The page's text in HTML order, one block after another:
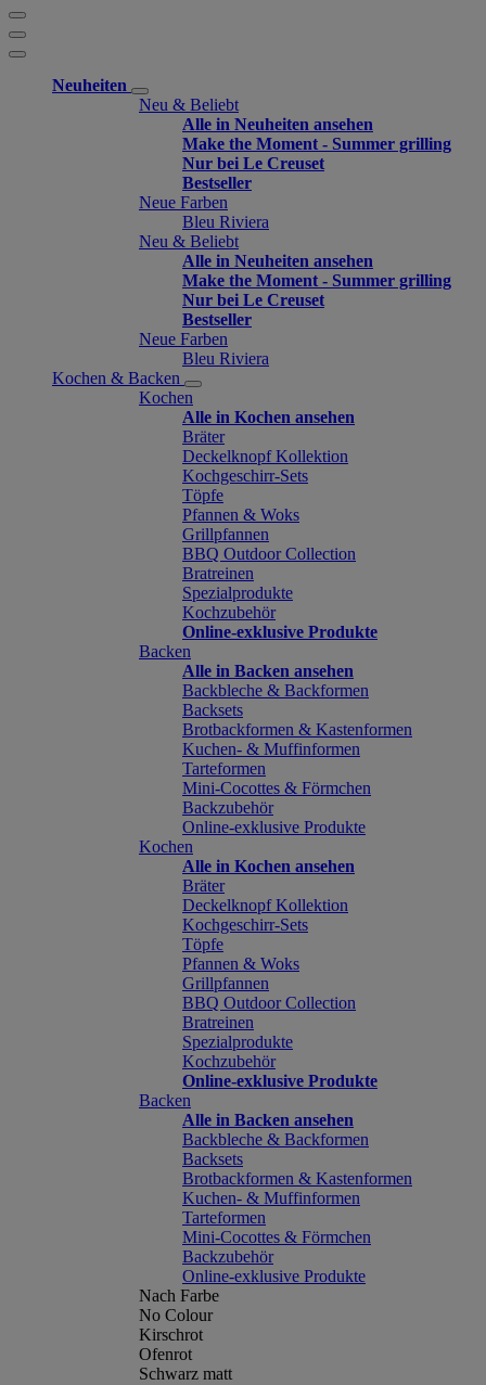
Neuheiten
Neu & Beliebt
Alle in Neuheiten ansehen
Make the Moment - Summer grilling
Nur bei Le Creuset
Bestseller
Neue Farben
Bleu Riviera
Neu & Beliebt
Alle in Neuheiten ansehen
Make the Moment - Summer grilling
Nur bei Le Creuset
Bestseller
Neue Farben
Bleu Riviera
Kochen & Backen
Kochen
Alle in Kochen ansehen
Bräter
Deckelknopf Kollektion
Kochgeschirr-Sets
Töpfe
Pfannen & Woks
Grillpfannen
BBQ Outdoor Collection
Bratreinen
Spezialprodukte
Kochzubehör
Online-exklusive Produkte
Backen
Alle in Backen ansehen
Backbleche & Backformen
Backsets
Brotbackformen & Kastenformen
Kuchen- & Muffinformen
Tarteformen
Mini-Cocottes & Förmchen
Backzubehör
Online-exklusive Produkte
Kochen
Alle in Kochen ansehen
Bräter
Deckelknopf Kollektion
Kochgeschirr-Sets
Töpfe
Pfannen & Woks
Grillpfannen
BBQ Outdoor Collection
Bratreinen
Spezialprodukte
Kochzubehör
Online-exklusive Produkte
Backen
Alle in Backen ansehen
Backbleche & Backformen
Backsets
Brotbackformen & Kastenformen
Kuchen- & Muffinformen
Tarteformen
Mini-Cocottes & Förmchen
Backzubehör
Online-exklusive Produkte
Nach Farbe
No Colour
Kirschrot
Ofenrot
Schwarz matt